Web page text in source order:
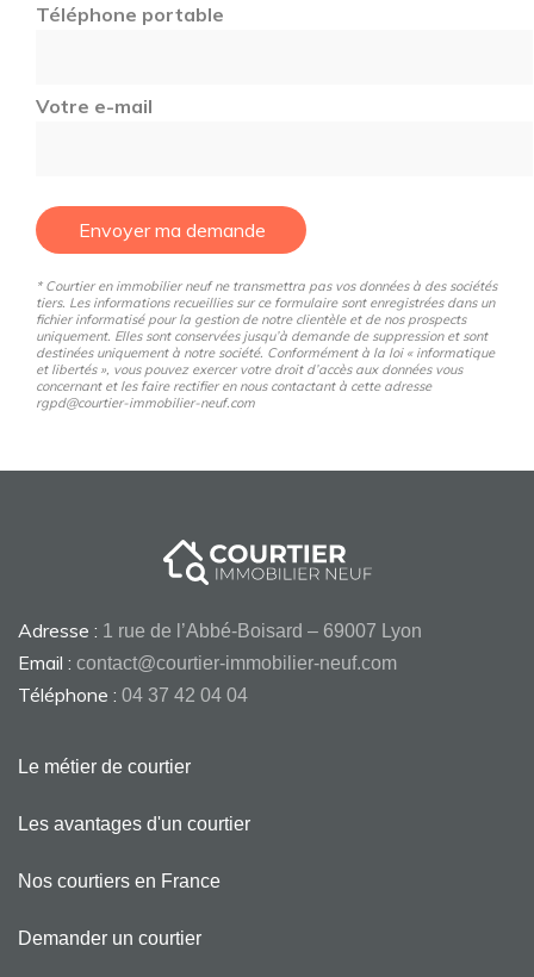
Téléphone portable
Votre e-mail
Envoyer ma demande
* Courtier en immobilier neuf ne transmettra pas vos données à des sociétés
tiers. Les informations recueillies sur ce formulaire sont enregistrées dans un
fichier informatisé pour la gestion de notre clientèle et de nos prospects
uniquement. Elles sont conservées jusqu’à demande de suppression et sont
destinées uniquement à notre société. Conformément à la loi « informatique
et libertés », vous pouvez exercer votre droit d’accès aux données vous
concernant et les faire rectifier en nous contactant à cette adresse
rgpd@courtier-immobilier-neuf.com
Adresse : 1 rue de l’Abbé-Boisard – 69007 Lyon
Email : contact@courtier-immobilier-neuf.com
Téléphone : 04 37 42 04 04
Le métier de courtier
Les avantages d'un courtier
Nos courtiers en France
Demander un courtier